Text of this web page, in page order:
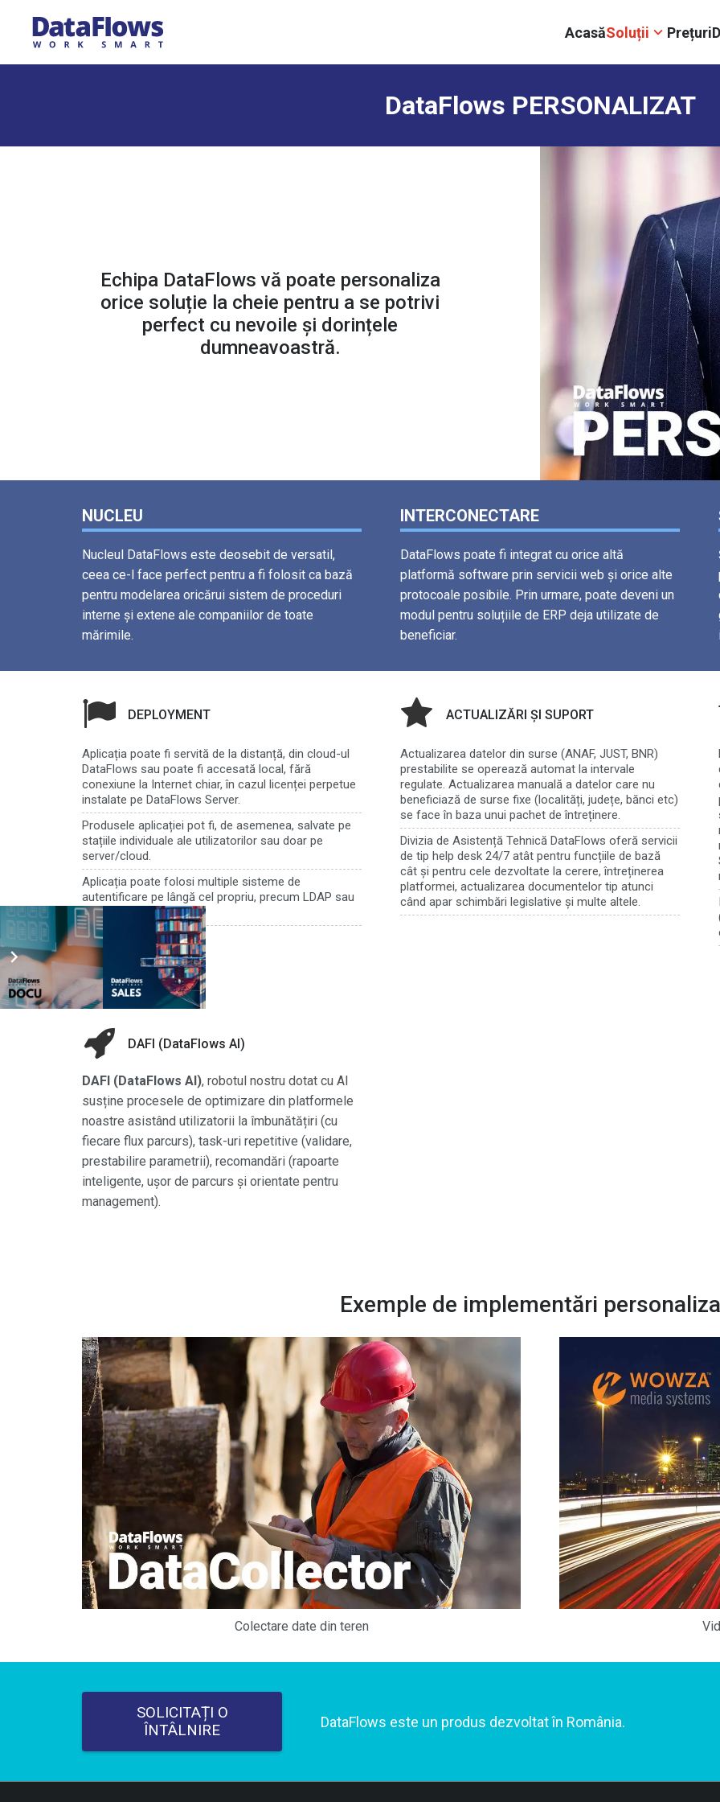
AcasăSoluții Prețuri
DataFlows PERSONALIZAT
Echipa DataFlows vă poate personaliza
orice soluție la cheie pentru a se potrivi
perfect cu nevoile și dorințele
dumneavoastră.
NUCLEU
Nucleul DataFlows este deosebit de versatil,
ceea ce-l face perfect pentru a fi folosit ca bază
pentru modelarea oricărui sistem de proceduri
interne și extene ale companiilor de toate
mărimile.
INTERCONECTARE
DataFlows poate fi integrat cu orice altă
platformă software prin servicii web și orice alte
protocoale posibile. Prin urmare, poate deveni un
modul pentru soluțiile de ERP deja utilizate de
beneficiar.
DEPLOYMENT
Aplicația poate fi servită de la distanță, din cloud-ul
DataFlows sau poate fi accesată local, fără
conexiune la Internet chiar, în cazul licenței perpetue
instalate pe DataFlows Server.
Produsele aplicației pot fi, de asemenea, salvate pe
stațiile individuale ale utilizatorilor sau doar pe
server/cloud.
Aplicația poate folosi multiple sisteme de
autentificare pe lângă cel propriu, precum LDAP sau
OAuth
ACTUALIZĂRI ȘI SUPORT
Actualizarea datelor din surse (ANAF, JUST, BNR)
prestabilite se operează automat la intervale
regulate. Actualizarea manuală a datelor care nu
beneficiază de surse fixe (localități, județe, bănci etc)
se face în baza unui pachet de întreținere.
Divizia de Asistență Tehnică DataFlows oferă servicii
de tip help desk 24/7 atât pentru funcțiile de bază
cât și pentru cele dezvoltate la cerere, întreținerea
platformei, actualizarea documentelor tip atunci
când apar schimbări legislative și multe altele.
DAFI (DataFlows AI)
DAFI (DataFlows AI), robotul nostru dotat cu AI
susține procesele de optimizare din platformele
noastre asistând utilizatorii la îmbunătățiri (cu
fiecare flux parcurs), task-uri repetitive (validare,
prestabilire parametrii), recomandări (rapoarte
inteligente, ușor de parcurs și orientate pentru
management).
Exemple de implementări
Colectare date din teren
SOLICITAȚI O
ÎNTÂLNIRE
DataFlows este un produs dezvoltat în România.